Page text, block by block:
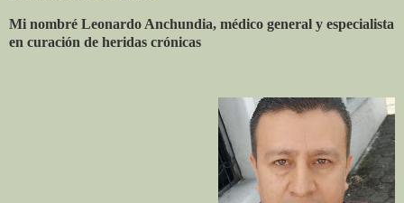
Mi nombré Leonardo Anchundia, médico general y especialista
en curación de heridas crónicas